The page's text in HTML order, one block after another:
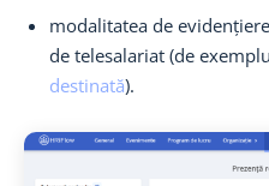
modalitatea de
de telesalariat (de
destinată).